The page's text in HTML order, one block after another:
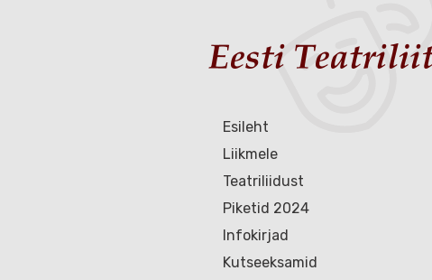
Esileht
Liikmele
Teatriliidust
Piketid 2024
Infokirjad
Kutseeksamid